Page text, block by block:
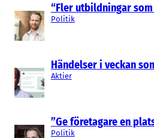
“Fler utbildningar
Politik
Händelser i veckan
Aktier
”Ge företagare en
Politik